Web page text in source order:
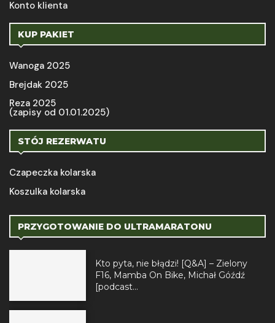
Konto klienta
KUP PAKIET
Wanoga 2025
Brejdak 2025
Reza 2025
(zapisy od 01.01.2025)
STÓJ REZERWATU
Czapeczka kolarska
Koszulka kolarska
PRZYGOTOWANIE DO ULTRAMARATONU
Kto pyta, nie błądzi! [Q&A] – Zielony
F16, Mamba On Bike, Michał Góźdź
[podcast...